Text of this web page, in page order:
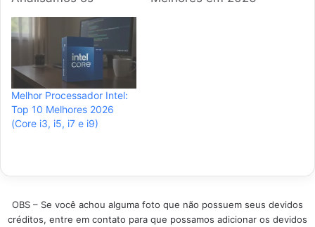
disponíveis no Brasil
para ajudar você a
encontrar a opção
ideal que equilibra
custo e benefício
para tarefas diárias e
jogos leves. Produtos
em Destaque Guia
Melhor Processador Intel:
Top 10 Melhores 2026
(Core i3, i5, i7 e i9)
OBS – Se você achou alguma foto que não possuem seus devidos
créditos, entre em contato para que possamos adicionar os devidos